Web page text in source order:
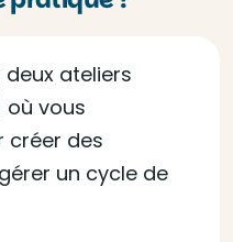
deux ateliers
vous
créer des
un cycle de